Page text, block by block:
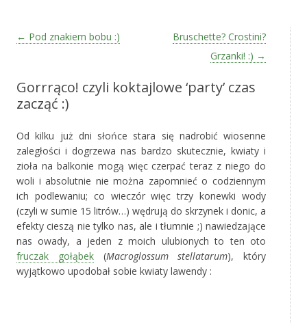
Zobacz wpisy
← Pod znakiem bobu :)
Bruschette? Crostini?
Grzanki! :) →
Gorrrąco! czyli koktajlowe ‘party’ czas
zacząć :)
Od kilku już dni słońce stara się nadrobić wiosenne
zaległości i dogrzewa nas bardzo skutecznie, kwiaty i
zioła na balkonie mogą więc czerpać teraz z niego do
woli i absolutnie nie można zapomnieć o codziennym
ich podlewaniu; co wieczór więc trzy konewki wody
(czyli w sumie 15 litrów…) wędrują do skrzynek i donic, a
efekty cieszą nie tylko nas, ale i tłumnie ;) nawiedzające
nas owady, a jeden z moich ulubionych to ten oto
fruczak gołąbek(Macroglossum stellatarum), który
wyjątkowo upodobał sobie kwiaty lawendy :